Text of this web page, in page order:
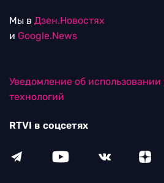
Мы в Дзен.Новостях
и Google.News
Уведомление об
технологий
RTVI в соцсетях